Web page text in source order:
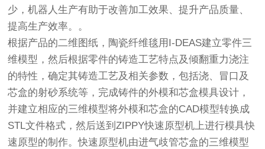
少，机器人生产有助于改善加工效果、提升产品质量、
提高生产效率。。
根据产品的二维图纸，陶瓷纤维毯用I-DEAS建立零件三
维模型，然后根据零件的铸造工艺特点及倾翻重力浇注
的特性，确定其铸造工艺及相关参数，包括浇、冒口及
芯盒的射砂系统等，完成铸件的外模和芯盒模具设计，
并建立相应的三维模型将外模和芯盒的CAD模型转换成
STL文件格式，然后送到ZIPPY快速原型机上进行模具快
速原型的制作。快速原型机由进气歧管芯盒的三维模型